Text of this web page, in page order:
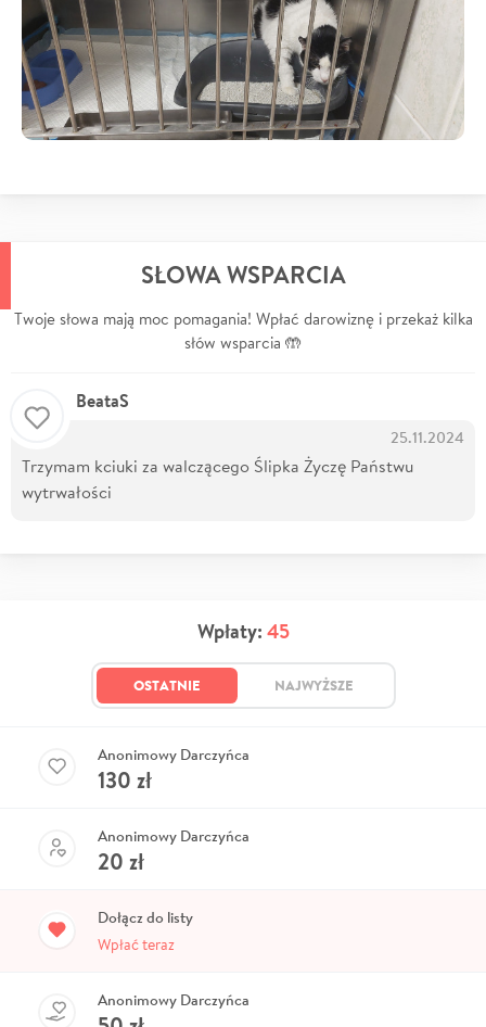
SŁOWA WSPARCIA
Twoje słowa mają moc pomagania! Wpłać darowiznę i przekaż kilka
słów wsparcia 🤲
BeataS
25.11.2024
Trzymam kciuki za walczącego Ślipka Życzę Państwu
wytrwałości
Wpłaty: 45
OSTATNIE NAJWYŻSZE
Anonimowy Darczyńca
130 zł
Anonimowy Darczyńca
20 zł
Dołącz do listy
Wpłać teraz
Anonimowy Darczyńca